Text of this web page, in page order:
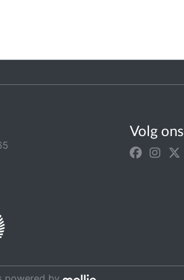
Volg ons